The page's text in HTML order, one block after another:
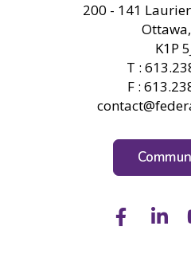
200 - 141
K1P
T :
F :